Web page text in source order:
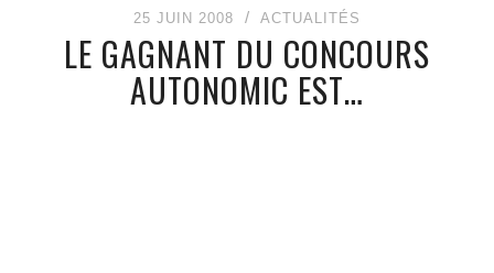
25 JUIN 2008 ACTUALITÉS
LE GAGNANT DU CONCOURS
AUTONOMIC EST…